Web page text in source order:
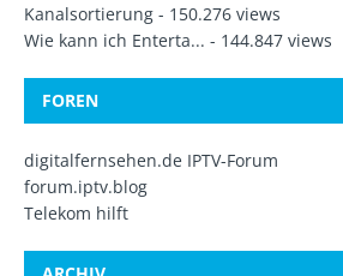
Kanalsortierung - 150.276 views
Wie kann ich Enterta... - 144.847 views
FOREN
digitalfernsehen.de IPTV-Forum
forum.iptv.blog
Telekom hilft